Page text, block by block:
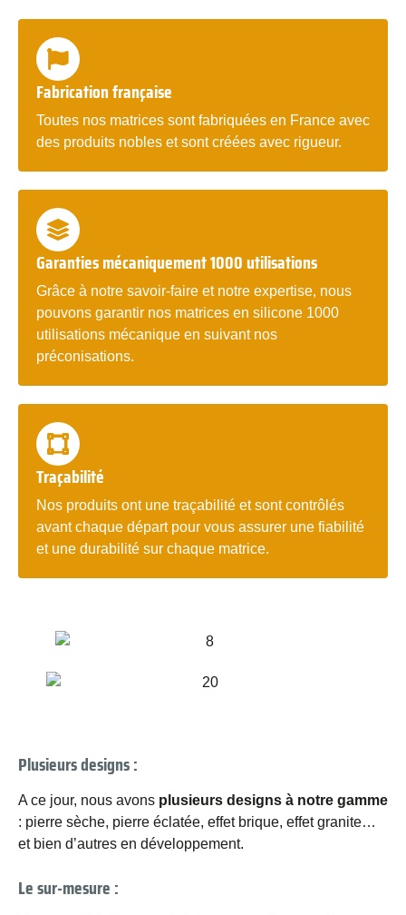
Fabrication française
Toutes nos matrices sont fabriquées en France avec
des produits nobles et sont créées avec rigueur.
Garanties mécaniquement 1000 utilisations
Grâce à notre savoir-faire et notre expertise, nous
pouvons garantir nos matrices en silicone 1000
utilisations mécanique en suivant nos
préconisations.
Traçabilité
Nos produits ont une traçabilité et sont contrôlés
avant chaque départ pour vous assurer une fiabilité
et une durabilité sur chaque matrice.
Plusieurs designs :
A ce jour, nous avons plusieurs designs à notre gamme
: pierre sèche, pierre éclatée, effet brique, effet granite…
et bien d’autres en développement.
Le sur-mesure :